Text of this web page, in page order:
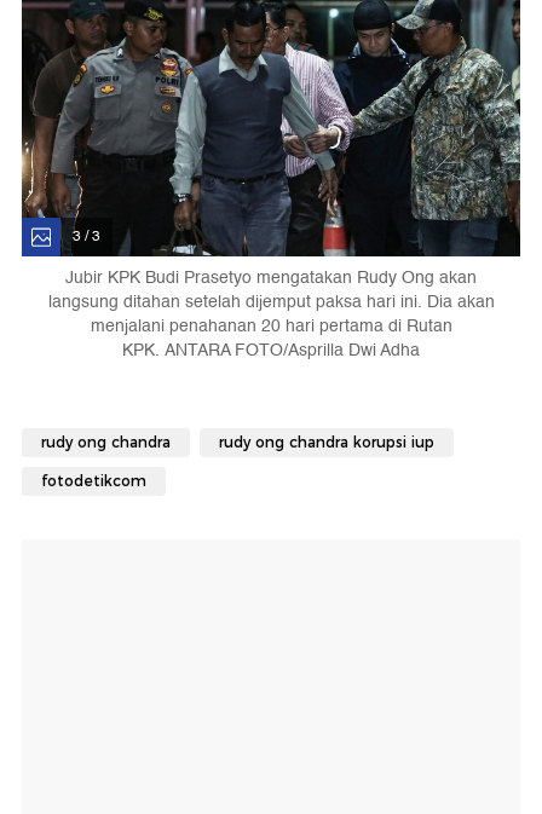
3 / 3
Jubir KPK Budi Prasetyo mengatakan Rudy Ong akan
langsung ditahan setelah dijemput paksa hari ini. Dia akan
menjalani penahanan 20 hari pertama di Rutan
KPK. ANTARA FOTO/Asprilla Dwi Adha
rudy ong chandra rudy ong chandra korupsi iup
fotodetikcom